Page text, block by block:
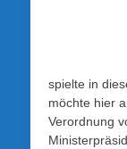
spielte in
möchte hier
Verordnung